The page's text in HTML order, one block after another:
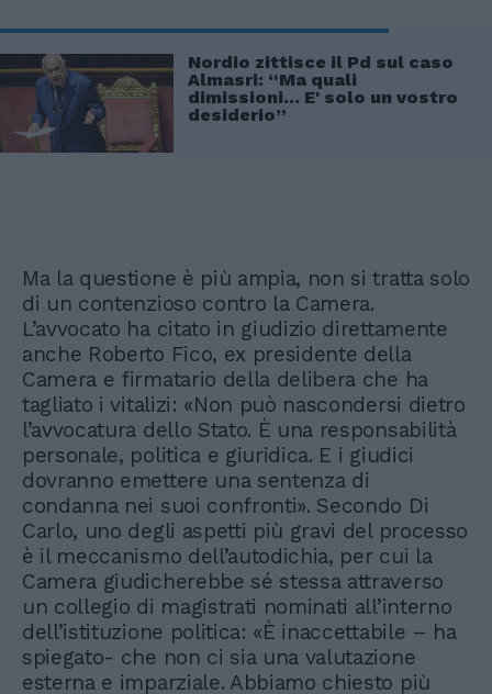
Nordio zittisce il Pd sul caso
Almasri: “Ma quali
dimissioni… E' solo un vostro
desiderio”
Ma la questione è più ampia, non si tratta solo
di un contenzioso contro la Camera.
L’avvocato ha citato in giudizio direttamente
anche Roberto Fico, ex presidente della
Camera e firmatario della delibera che ha
tagliato i vitalizi: «Non può nascondersi dietro
l’avvocatura dello Stato. È una responsabilità
personale, politica e giuridica. E i giudici
dovranno emettere una sentenza di
condanna nei suoi confronti». Secondo Di
Carlo, uno degli aspetti più gravi del processo
è il meccanismo dell’autodichia, per cui la
Camera giudicherebbe sé stessa attraverso
un collegio di magistrati nominati all’interno
dell’istituzione politica: «È inaccettabile – ha
spiegato- che non ci sia una valutazione
esterna e imparziale. Abbiamo chiesto più